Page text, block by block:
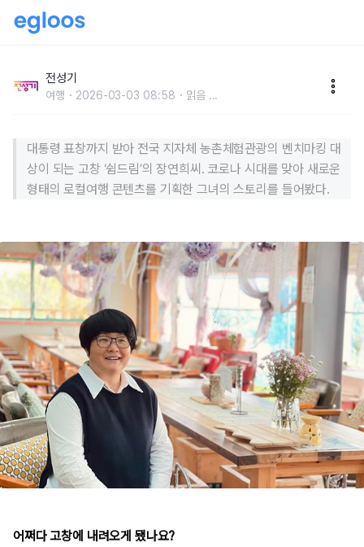
전성기
여행 2026-03-03 08:58 읽음 ...
대통령 표창까지 받아 전국 지자체 농촌체험관광의 벤치마킹 대
상이 되는 고창 ‘쉼드림’의 장연희씨. 코로나 시대를 맞아 새로운
형태의 로컬여행 콘텐츠를 기획한 그녀의 스토리를 들어봤다.
어쩌다 고창에 내려오게 됐나요?